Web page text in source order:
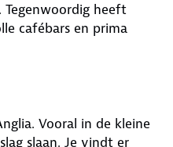
heeft
cafébars en prima
Vooral in de kleine
slaan. Je vindt er